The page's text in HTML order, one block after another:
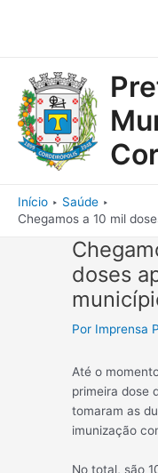
Início
Saúde
Chegamos a 10 mil
doses
Por Imprensa
Até o
primeira dose
tomaram as
imunização
No total, são